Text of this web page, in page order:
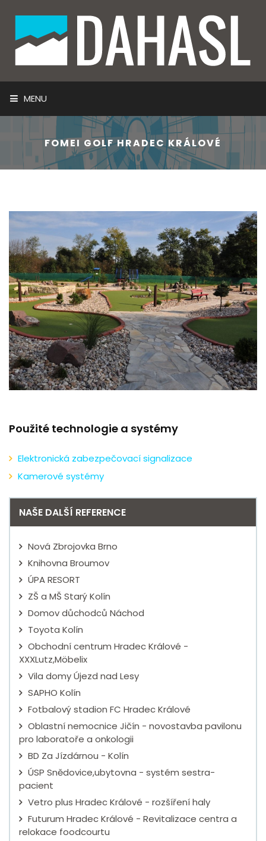
MENU
ÚVOD
TECHNOLOGIE A SYSTÉMY
INFORMACE
REFERENCE
KARIÉRA
KONTAKT
FOMEI GOLF HRADEC KRÁLOVÉ
Použité technologie a systémy
Elektronická zabezpečovací signalizace
Kamerové systémy
NAŠE DALŠÍ REFERENCE
Nová Zbrojovka Brno
Knihovna Broumov
ÚPA RESORT
ZŠ a MŠ Starý Kolín
Domov důchodců Náchod
Toyota Kolín
Obchodní centrum Hradec Králové -
XXXLutz,Möbelix
Vila domy Újezd nad Lesy
SAPHO Kolín
Fotbalový stadion FC Hradec Králové
Oblastní nemocnice Jičín - novostavba pavilonu
pro laboratoře a onkologii
BD Za Jízdárnou - Kolín
ÚSP Snědovice,ubytovna - systém sestra-
pacient
Vetro plus Hradec Králové - rozšíření haly
Futurum Hradec Králové - Revitalizace centra a
relokace foodcourtu